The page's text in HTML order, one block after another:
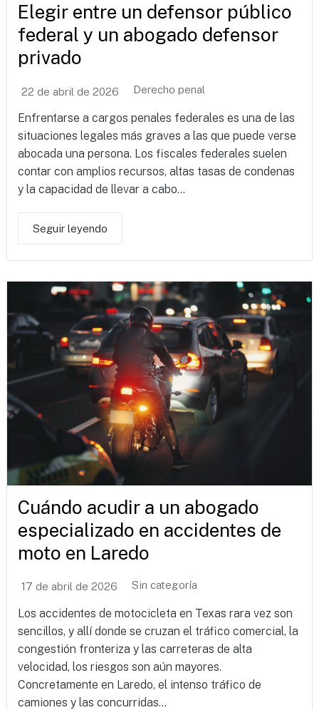
Elegir entre un defensor público
federal y un abogado defensor
privado
22 de abril de 2026 Derecho penal
Enfrentarse a cargos penales federales es una de las
situaciones legales más graves a las que puede verse
abocada una persona. Los fiscales federales suelen
contar con amplios recursos, altas tasas de condenas
y la capacidad de llevar a cabo...
Seguir leyendo
Cuándo acudir a un abogado
especializado en accidentes de
moto en Laredo
17 de abril de 2026 Sin categoría
Los accidentes de motocicleta en Texas rara vez son
sencillos, y allí donde se cruzan el tráfico comercial, la
congestión fronteriza y las carreteras de alta
velocidad, los riesgos son aún mayores.
Concretamente en Laredo, el intenso tráfico de
camiones y las concurridas...